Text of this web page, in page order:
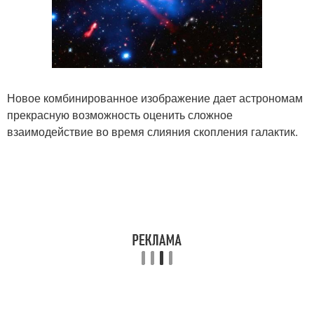
Новое комбинированное изображение дает астрономам
прекрасную возможность оценить сложное
взаимодействие во время слияния скопления галактик.